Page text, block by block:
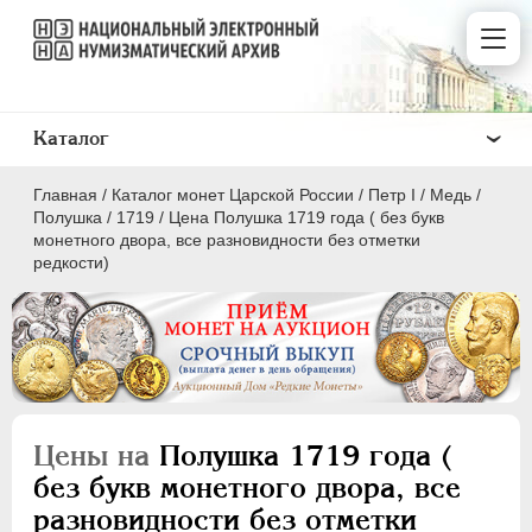
Главная / Каталог монет Царской России / Пeтр I / Медь /
Полушка / 1719 / Цена Полушка 1719 года ( без букв
монетного двора, все разновидности без отметки
редкости)
Цены на Полушка 1719 года (
без букв монетного двора, все
разновидности без отметки
Каталог
ПEТР I 1699 - 1725
Золото
Медь
5 копеек